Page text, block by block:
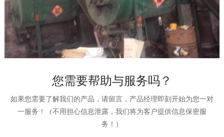
STRENGTH
生产设备
您需要帮助与服务吗？
如果您需要了解我们的产品，请留言，产品经理即刻开始为您一对
一服务！（不用担心信息泄露，我们将为客户提供信息保密服
务！）